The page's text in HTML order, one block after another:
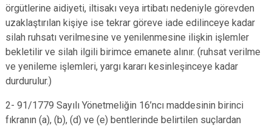
örgütlerine aidiyeti, iltisakı veya irtibatı nedeniyle görevden
uzaklaştırılan kişiye ise tekrar göreve iade edilinceye kadar
silah ruhsatı verilmesine ve yenilenmesine ilişkin işlemler
bekletilir ve silah ilgili birimce emanete alınır. (ruhsat verilme
ve yenileme işlemleri, yargı kararı kesinleşinceye kadar
durdurulur.)
2- 91/1779 Sayılı Yönetmeliğin 16’ncı maddesinin birinci
fıkranın (a), (b), (d) ve (e) bentlerinde belirtilen suçlardan